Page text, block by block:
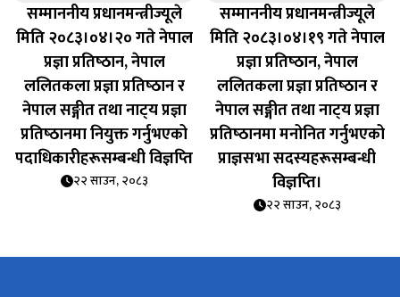
सम्माननीय प्रधानमन्त्रीज्यूले
मिति २०८३।०४।२० गते नेपाल
प्रज्ञा प्रतिष्‍ठान, नेपाल
ललितकला प्रज्ञा प्रतिष्‍ठान र
नेपाल सङ्गीत तथा नाट्‍य प्रज्ञा
प्रतिष्‍ठानमा नियुक्त गर्नुभएको
पदाधिकारीहरूसम्बन्धी विज्ञप्‍ति
२२ साउन, २०८३
सम्माननीय प्रधानमन्त्रीज्यूले
मिति २०८३।०४।१९ गते नेपाल
प्रज्ञा प्रतिष्‍ठान, नेपाल
ललितकला प्रज्ञा प्रतिष्‍ठान र
नेपाल सङ्गीत तथा नाट्‍य प्रज्ञा
प्रतिष्‍ठानमा मनोनित गर्नुभएको
प्राज्ञसभा सदस्यहरूसम्बन्धी
विज्ञप्‍ति।
२२ साउन, २०८३